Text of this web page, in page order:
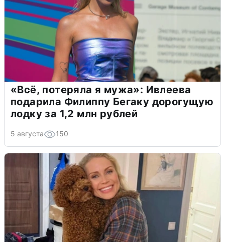
«Всё, потеряла я мужа»: Ивлеева
подарила Филиппу Бегаку дорогущую
лодку за 1,2 млн рублей
5 августа 150